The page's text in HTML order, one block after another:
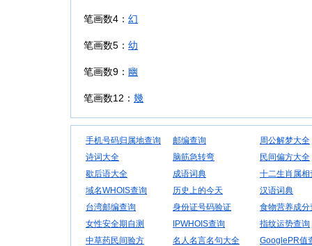
笔画数4： 幻
笔画数5： 幼
笔画数9： 幽
笔画数12： 幾
手机号码归属地查询 邮编查询
周公解梦大全
诗词大全
脑筋急转弯
民间偏方大全
歇后语大全
成语词典
十二生肖属相
域名WHOIS查询
历史上的今天
汉语词典
台湾邮编查询
身份证号码验证
食物营养成分
女性安全期自测
IPWHOIS查询
指纹运势查询
中草药民间验方
名人名言名句大全
GooglePR值